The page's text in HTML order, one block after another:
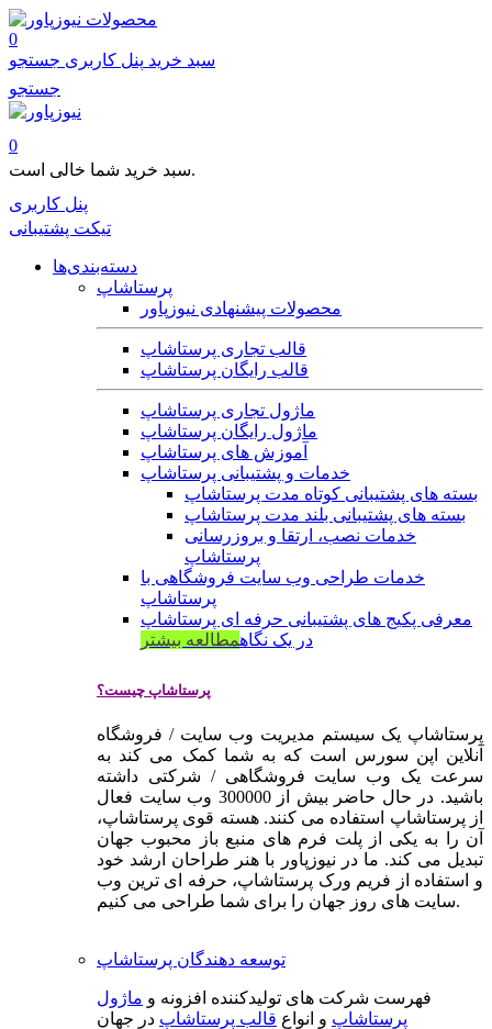
محصولات
0
سبد خرید پنل کاربری جستجو
جستجو
0
سبد خرید شما خالی است.
پنل کاربری
تیکت پشتیبانی
دسته‌بندی‌ها
پرستاشاپ
محصولات پیشنهادی نیوزپاور
قالب تجاری پرستاشاپ
قالب رایگان پرستاشاپ
ماژول تجاری پرستاشاپ
ماژول رایگان پرستاشاپ
آموزش های پرستاشاپ
خدمات و پشتیبانی پرستاشاپ
بسته های پشتیبانی کوتاه مدت پرستاشاپ
بسته های پشتیبانی بلند مدت پرستاشاپ
خدمات نصب، ارتقا و بروزرسانی
پرستاشاپ
خدمات طراحی وب سایت فروشگاهی با
پرستاشاپ
معرفی پکیج های پشتیبانی حرفه ای پرستاشاپ
در یک نگاهمطالعه بیشتر
پرستاشاپ چیست؟
پرستاشاپ یک سیستم مدیریت وب سایت / فروشگاه
آنلاین اپن سورس است که به شما کمک می کند به
سرعت یک وب سایت فروشگاهی / شرکتی داشته
باشید. در حال حاضر بیش از 300000 وب سایت فعال
از پرستاشاپ استفاده می کنند. هسته قوی پرستاشاپ،
آن را به یکی از پلت فرم های منبع باز محبوب جهان
تبدیل می کند. ما در نیوزپاور با هنر طراحان ارشد خود
و استفاده از فریم ورک پرستاشاپ، حرفه ای ترین وب
سایت های روز جهان را برای شما طراحی می کنیم.
توسعه دهندگان پرستاشاپ
فهرست شرکت های تولیدکننده افزونه و ماژول
پرستاشاپ و انواع قالب پرستاشاپ در جهان